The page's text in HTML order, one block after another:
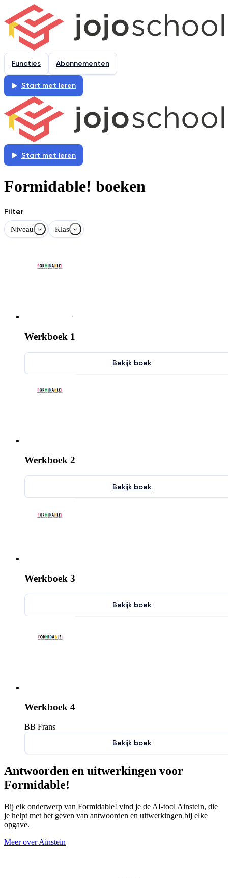
Functies Abonnementen
Start met leren
Start met leren
Formidable! boeken
Filter
Niveau Klas
Werkboek 1
Bekijk boek
Werkboek 2
Bekijk boek
Werkboek 3
Bekijk boek
Werkboek 4
BB Frans
Bekijk boek
Antwoorden en uitwerkingen voor
Formidable!
Bij elk onderwerp van Formidable! vind je de AI-tool Ainstein, die
je helpt met het geven van antwoorden en uitwerkingen bij elke
opgave.
Meer over Ainstein